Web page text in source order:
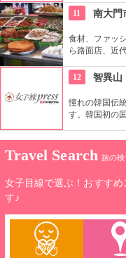
どれもほっと
11 南大門
食材、ファッ
ら路面店、近
地は常に買い
12 智異山
憧れの韓国伝
す。韓国初の
こだわりがあ
感のお豆腐は
Travel Search 旅の
女子目線で選ぶ！おすす
す♪